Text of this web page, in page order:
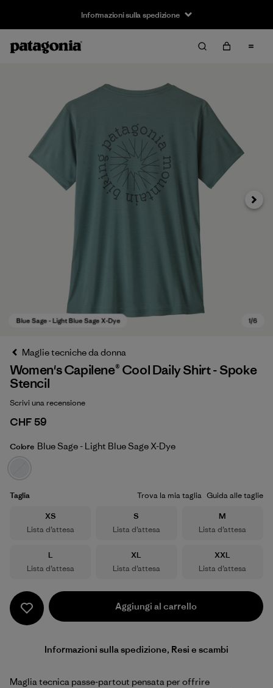
Informazioni sulla spedizione
Avanti
Maglie tecniche da donna
Women's Capilene® Cool Daily Shirt - Spoke
Stencil
Scrivi una recensione
CHF 59
Colore Blue Sage - Light Blue Sage X-Dye
Taglia Trova la mia taglia Guida alle taglie
Taglia
XS
Lista d’attesa
Taglia
S
Lista d’attesa
Taglia
M
Lista d’attesa
Taglia
L
Lista d’attesa
Taglia
XL
Lista d’attesa
Taglia
XXL
Lista d’attesa
Aggiungi al carrello
Informazioni sulla spedizione, Resi e scambi
Maglia tecnica passe-partout pensata per offrire